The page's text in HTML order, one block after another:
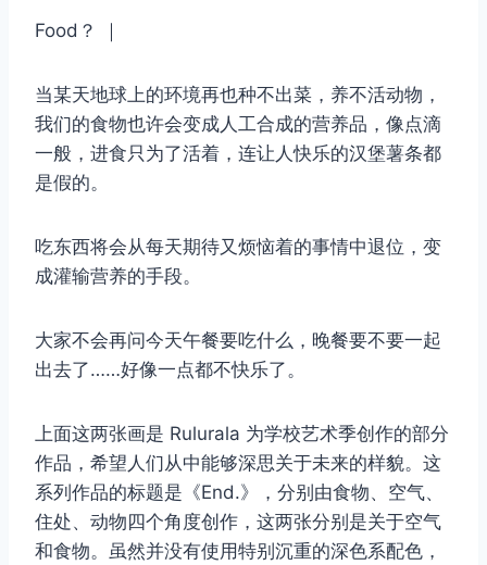
Food？ ｜
当某天地球上的环境再也种不出菜，养不活动物，
我们的食物也许会变成人工合成的营养品，像点滴
一般，进食只为了活着，连让人快乐的汉堡薯条都
是假的。
吃东西将会从每天期待又烦恼着的事情中退位，变
成灌输营养的手段。
大家不会再问今天午餐要吃什么，晚餐要不要一起
出去了……好像一点都不快乐了。
上面这两张画是 Rulurala 为学校艺术季创作的部分
作品，希望人们从中能够深思关于未来的样貌。这
系列作品的标题是《End.》，分别由食物、空气、
住处、动物四个角度创作，这两张分别是关于空气
和食物。虽然并没有使用特别沉重的深色系配色，